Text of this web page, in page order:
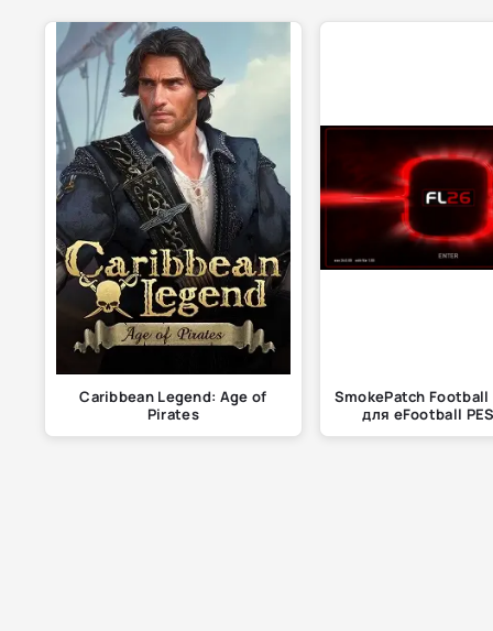
Caribbean Legend: Age of
Pirates
SmokePatch
для eFootball